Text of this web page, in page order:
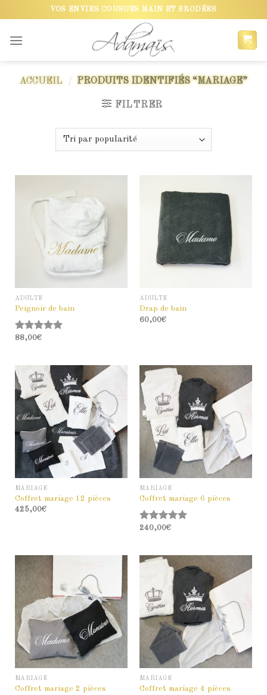
to
content
VOS ENVIES COUSUES MAIN ET BRODÉES
ACCUEIL / PRODUITS IDENTIFIÉS “MARIAGE”
FILTRER
ADULTE
Peignoir de bain
Note5.00
88,00€
ADULTE
Drap de bain
60,00€
MARIAGE
Coffret mariage 12 pièces
425,00€
MARIAGE
Coffret mariage 6 pièces
Note5.00
240,00€
MARIAGE
Coffret mariage 2 pièces
MARIAGE
Coffret mariage 4 pièces